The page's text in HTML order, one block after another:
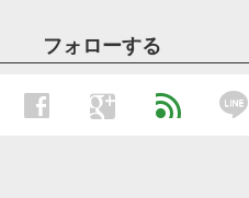
フォローする
facebook google feed line